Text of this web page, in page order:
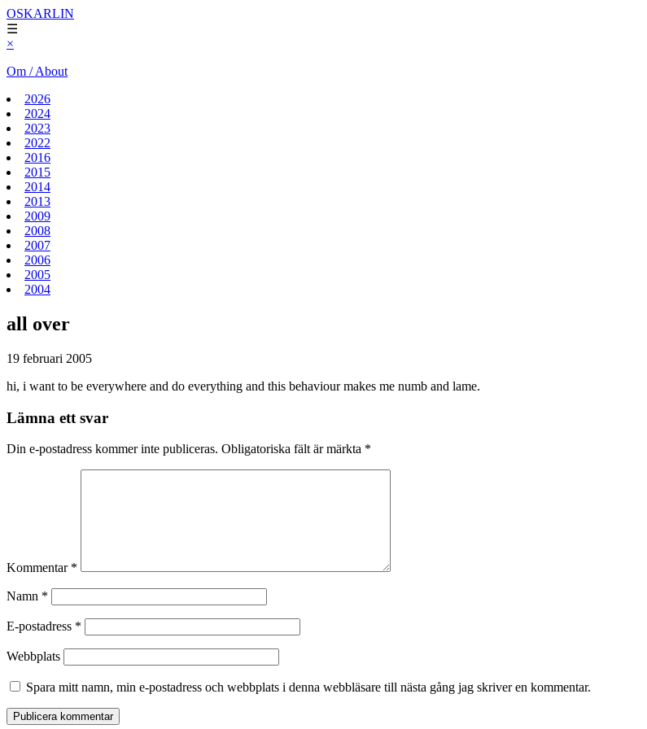
OSKARLIN
☰
×
Om / About
2026
2024
2023
2022
2016
2015
2014
2013
2009
2008
2007
2006
2005
2004
all over
19 februari 2005
hi, i want to be everywhere and do everything and this behaviour makes me numb and lame.
Lämna ett svar
Din e-postadress kommer inte publiceras. Obligatoriska fält är märkta *
Kommentar *
Namn *
E-postadress *
Webbplats
Spara mitt namn, min e-postadress och webbplats i denna webbläsare till nästa gång jag skriver en kommentar.